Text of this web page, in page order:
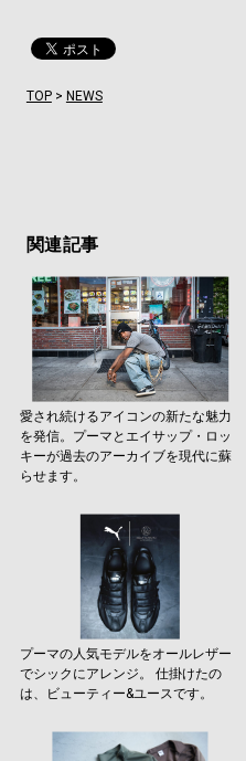
TOP> NEWS
関連記事
愛され続けるアイコンの新たな魅力
を発信。プーマとエイサップ・ロッ
キーが過去のアーカイブを現代に蘇
らせます。
プーマの人気モデルをオールレザー
でシックにアレンジ。 仕掛けたの
は、ビューティー&ユースです。